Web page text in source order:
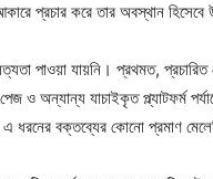
প্রচার করে তার অবস্থান হিসেবে
পাওয়া যায়নি। প্রথমত,
ও অন্যান্য যাচাইকৃত প্ল্যাটফর্ম
ধরনের বক্তব্যের কোনো প্রমাণ